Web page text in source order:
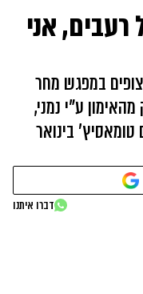
רעבים, אני
במפגש מחר
מהאימון ע"י נמני,
בינואר
דברו איתנו